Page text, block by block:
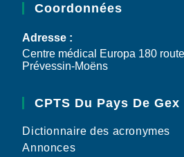
Coordonnées
Adresse :
Centre médical Europa 180
Prévessin-Moëns
CPTS Du Pays De Gex
Dictionnaire des acronymes
Annonces